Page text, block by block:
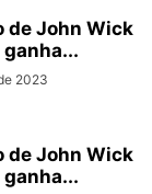
de John Wick
2023
de John Wick